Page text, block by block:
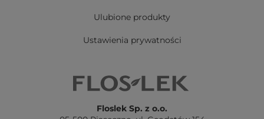
Ulubione produkty
Ustawienia prywatności
Floslek Sp. z o.o.